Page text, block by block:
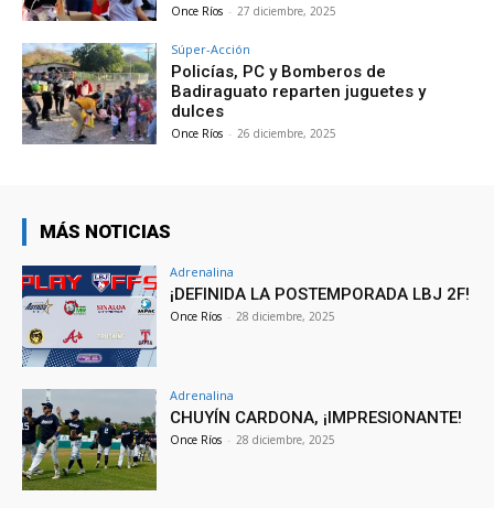
Once Ríos - 27 diciembre, 2025
Súper-Acción
Policías, PC y Bomberos de
Badiraguato reparten juguetes y
dulces
Once Ríos - 26 diciembre, 2025
MÁS NOTICIAS
Adrenalina
¡DEFINIDA LA POSTEMPORADA LBJ 2F!
Once Ríos - 28 diciembre, 2025
Adrenalina
CHUYÍN CARDONA, ¡IMPRESIONANTE!
Once Ríos - 28 diciembre, 2025